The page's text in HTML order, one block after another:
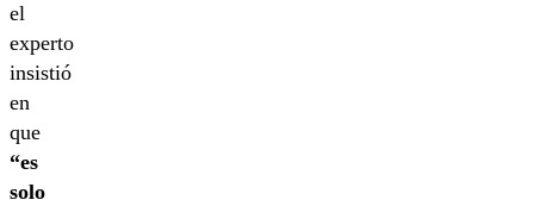
el
experto
insistió
en
que
“es
solo